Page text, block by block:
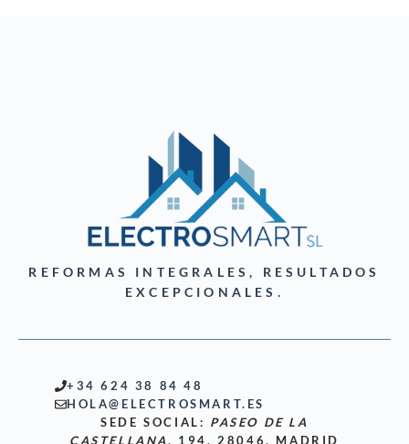
REFORMAS INTEGRALES, RESULTADOS
EXCEPCIONALES.
+34 624 38 84 48
HOLA@ELECTROSMART.ES
SEDE SOCIAL: PASEO DE LA
CASTELLANA, 194, 28046, MADRID